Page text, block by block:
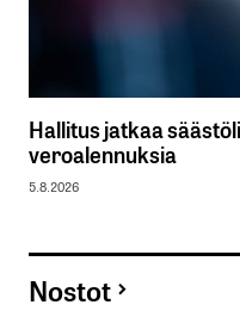
Hallitus jatkaa
veroalennuksia
5.8.2026
Nostot